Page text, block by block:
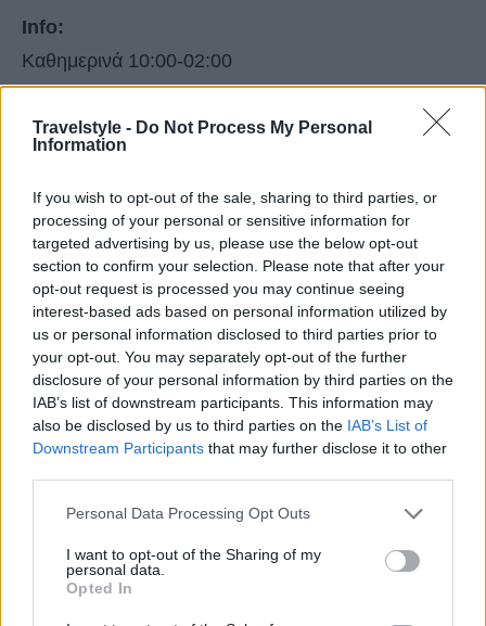
Travelstyle - Do Not Process My Personal
Information
If you wish to opt-out of the sale, sharing to third parties, or
processing of your personal or sensitive information for
targeted advertising by us, please use the below opt-out
section to confirm your selection. Please note that after your
opt-out request is processed you may continue seeing
interest-based ads based on personal information utilized by
us or personal information disclosed to third parties prior to
your opt-out. You may separately opt-out of the further
disclosure of your personal information by third parties on the
IAB’s list of downstream participants. This information may
also be disclosed by us to third parties on the IAB’s List of
Downstream Participants that may further disclose it to other
Please note that this website/app uses one or more Google
not limited to your visit or usage behaviour. You may click to
grant or deny consent to Google and its third-party tags to
use your data for below specified purposes in below Google
consent section.
Personal Data Processing Opt Outs
I want to opt-out of the Sharing of my
personal data.
Opted In
Info:
Καθημερινά 10:00-02:00
Κυδαθηναίων 41, Πλάκα, Τ. 210 3232110